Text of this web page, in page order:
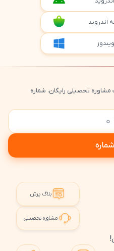
اندروید
مشاوره تحصیلی رایگان، شماره
بلاگ پرش
مشاوره تحصیلی